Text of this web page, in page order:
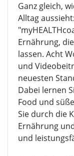
Ganz gleich,
Alltag
Ernährung,
lassen. Acht
und
neuesten
Dabei lernen
Food und
Sie durch die
Ernährung
und